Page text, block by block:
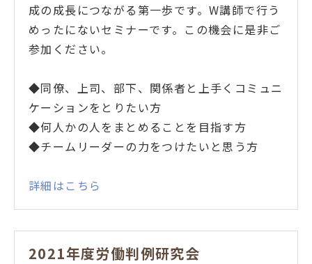
成の成長につながる第一歩です。W講師で行う
めったにないセミナーです。この機会に是非ご
参加ください。
◆同僚、上司、部下、関係者と上手くコミュニ
ケーションをとりたい方
◆何人かの人をまとめることを目指す方
◆チームリーダーの力をつけたいと思う方
詳細はこちら
2021年度労働判例研究会